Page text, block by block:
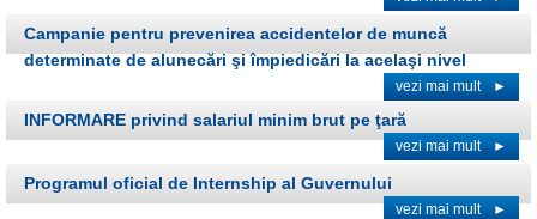
Campanie pentru prevenirea accidentelor de muncă
determinate de alunecări şi împiedicări la acelaşi nivel
vezi mai mult ►
INFORMARE privind salariul minim brut pe ţară
vezi mai mult ►
Programul oficial de Internship al Guvernului
vezi mai mult ►